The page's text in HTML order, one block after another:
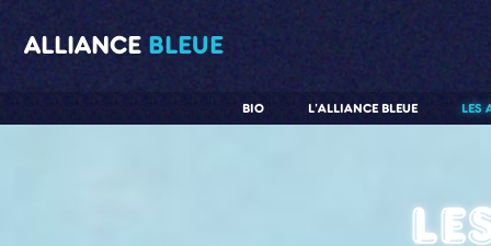
ALLIANCE BLEUE
LES
L'ALLIANCE BLEUE
BIO